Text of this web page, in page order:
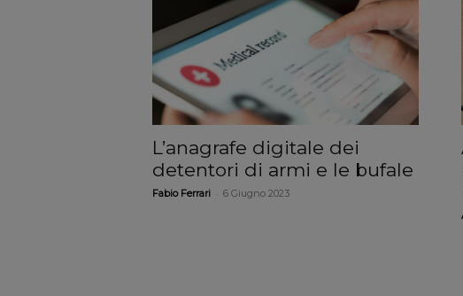
L’anagrafe digitale dei
detentori di armi e le bufale
Fabio Ferrari 6 Giugno 2023